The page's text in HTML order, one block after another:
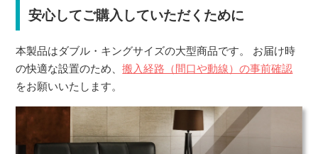
安心してご購入していただくために
本製品はダブル・キングサイズの大型商品です。 お届け時
の快適な設置のため、搬入経路（間口や動線）の事前確認
をお願いいたします。